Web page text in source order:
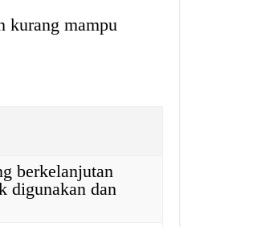
kurang mampu
berkelanjutan
digunakan dan